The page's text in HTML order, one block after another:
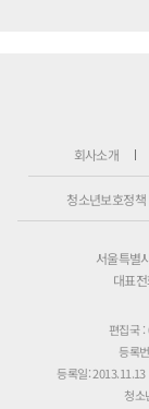
회사소개
청소년보호정책
서울특별
대표
편집국
등록
등록일: 2013.11.13
청소